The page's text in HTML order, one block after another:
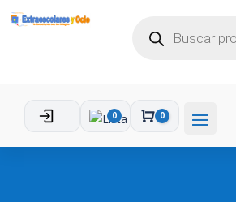
PRODUCTOS
0
Carro
0